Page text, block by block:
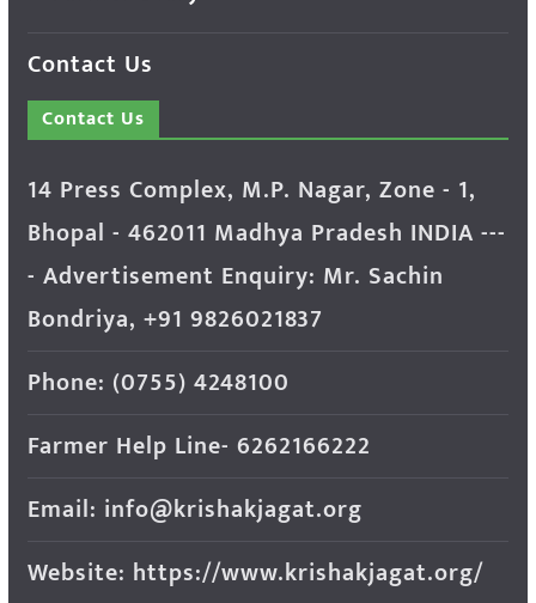
Contact Us
Contact Us
14 Press Complex, M.P. Nagar, Zone - 1,
Bhopal - 462011 Madhya Pradesh INDIA ---
- Advertisement Enquiry: Mr. Sachin
Bondriya, +91 9826021837
Phone: (0755) 4248100
Farmer Help Line- 6262166222
Email: info@krishakjagat.org
Website: https://www.krishakjagat.org/